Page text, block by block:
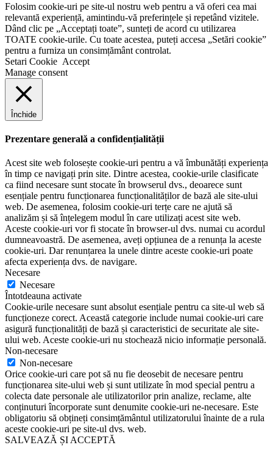
Folosim cookie-uri pe site-ul nostru web pentru a vă oferi cea mai
relevantă experiență, amintindu-vă preferințele și repetând vizitele.
Dând clic pe „Acceptați toate”, sunteți de acord cu utilizarea
TOATE cookie-urile. Cu toate acestea, puteți accesa „Setări cookie”
pentru a furniza un consimțământ controlat.
Setari Cookie Accept
Manage consent
Închide
Prezentare generală a confidențialității
Acest site web folosește cookie-uri pentru a vă îmbunătăți experiența
în timp ce navigați prin site. Dintre acestea, cookie-urile clasificate
ca fiind necesare sunt stocate în browserul dvs., deoarece sunt
esențiale pentru funcționarea funcționalităților de bază ale site-ului
web. De asemenea, folosim cookie-uri terțe care ne ajută să
analizăm și să înțelegem modul în care utilizați acest site web.
Aceste cookie-uri vor fi stocate în browser-ul dvs. numai cu acordul
dumneavoastră. De asemenea, aveți opțiunea de a renunța la aceste
cookie-uri. Dar renunțarea la unele dintre aceste cookie-uri poate
afecta experiența dvs. de navigare.
Necesare
Necesare
Întotdeauna activate
Cookie-urile necesare sunt absolut esențiale pentru ca site-ul web să
funcționeze corect. Această categorie include numai cookie-uri care
asigură funcționalități de bază și caracteristici de securitate ale site-
ului web. Aceste cookie-uri nu stochează nicio informație personală.
Non-necesare
Non-necesare
Orice cookie-uri care pot să nu fie deosebit de necesare pentru
funcționarea site-ului web și sunt utilizate în mod special pentru a
colecta date personale ale utilizatorilor prin analize, reclame, alte
conținuturi încorporate sunt denumite cookie-uri ne-necesare. Este
obligatoriu să obțineți consimțământul utilizatorului înainte de a rula
aceste cookie-uri pe site-ul dvs. web.
SALVEAZĂ ȘI ACCEPTĂ